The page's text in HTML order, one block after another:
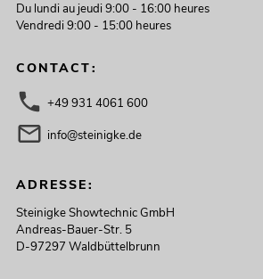
Du lundi au jeudi 9:00 - 16:00 heures
Vendredi 9:00 - 15:00 heures
CONTACT:
+49 931 4061 600
info@steinigke.de
ADRESSE:
Steinigke Showtechnic GmbH
Andreas-Bauer-Str. 5
D-97297 Waldbüttelbrunn